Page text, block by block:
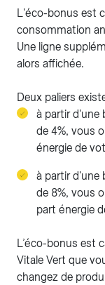
L'éco-bonus est
consommation
Une ligne
alors affichée.
Deux paliers
à partir d'une
de 4%, vous
énergie de
à partir d'une
de 8%, vous
part énergie
L’éco-bonus est
Vitale Vert que
changez de